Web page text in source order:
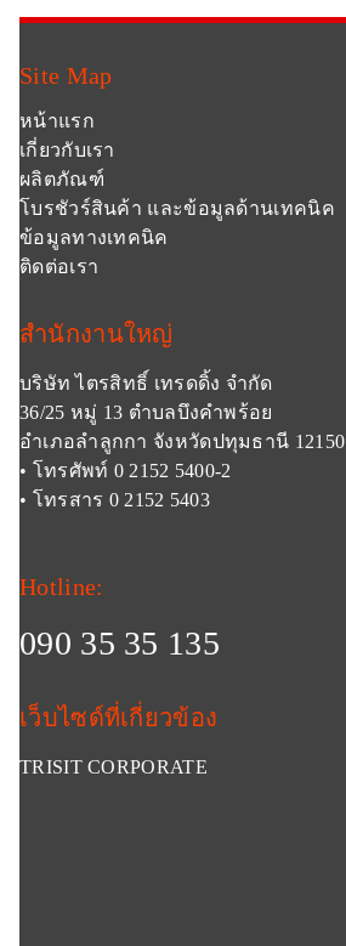
Site Map
หน้าแรก
เกี่ยวกับเรา
ผลิตภัณฑ์
โบรชัวร์สินค้า และข้อมูลด้านเทคนิค
ข้อมูลทางเทคนิค
ติดต่อเรา
สำนักงานใหญ่
บริษัท ไตรสิทธิ์ เทรดดิ้ง จำกัด
36/25 หมู่ 13 ตำบลบึงคำพร้อย
อำเภอลำลูกกา จังหวัดปทุมธานี 12150
• โทรศัพท์ 0 2152 5400-2
• โทรสาร 0 2152 5403
Hotline:
090 35 35 135
เว็บไซด์ที่เกี่ยวข้อง
TRISIT CORPORATE